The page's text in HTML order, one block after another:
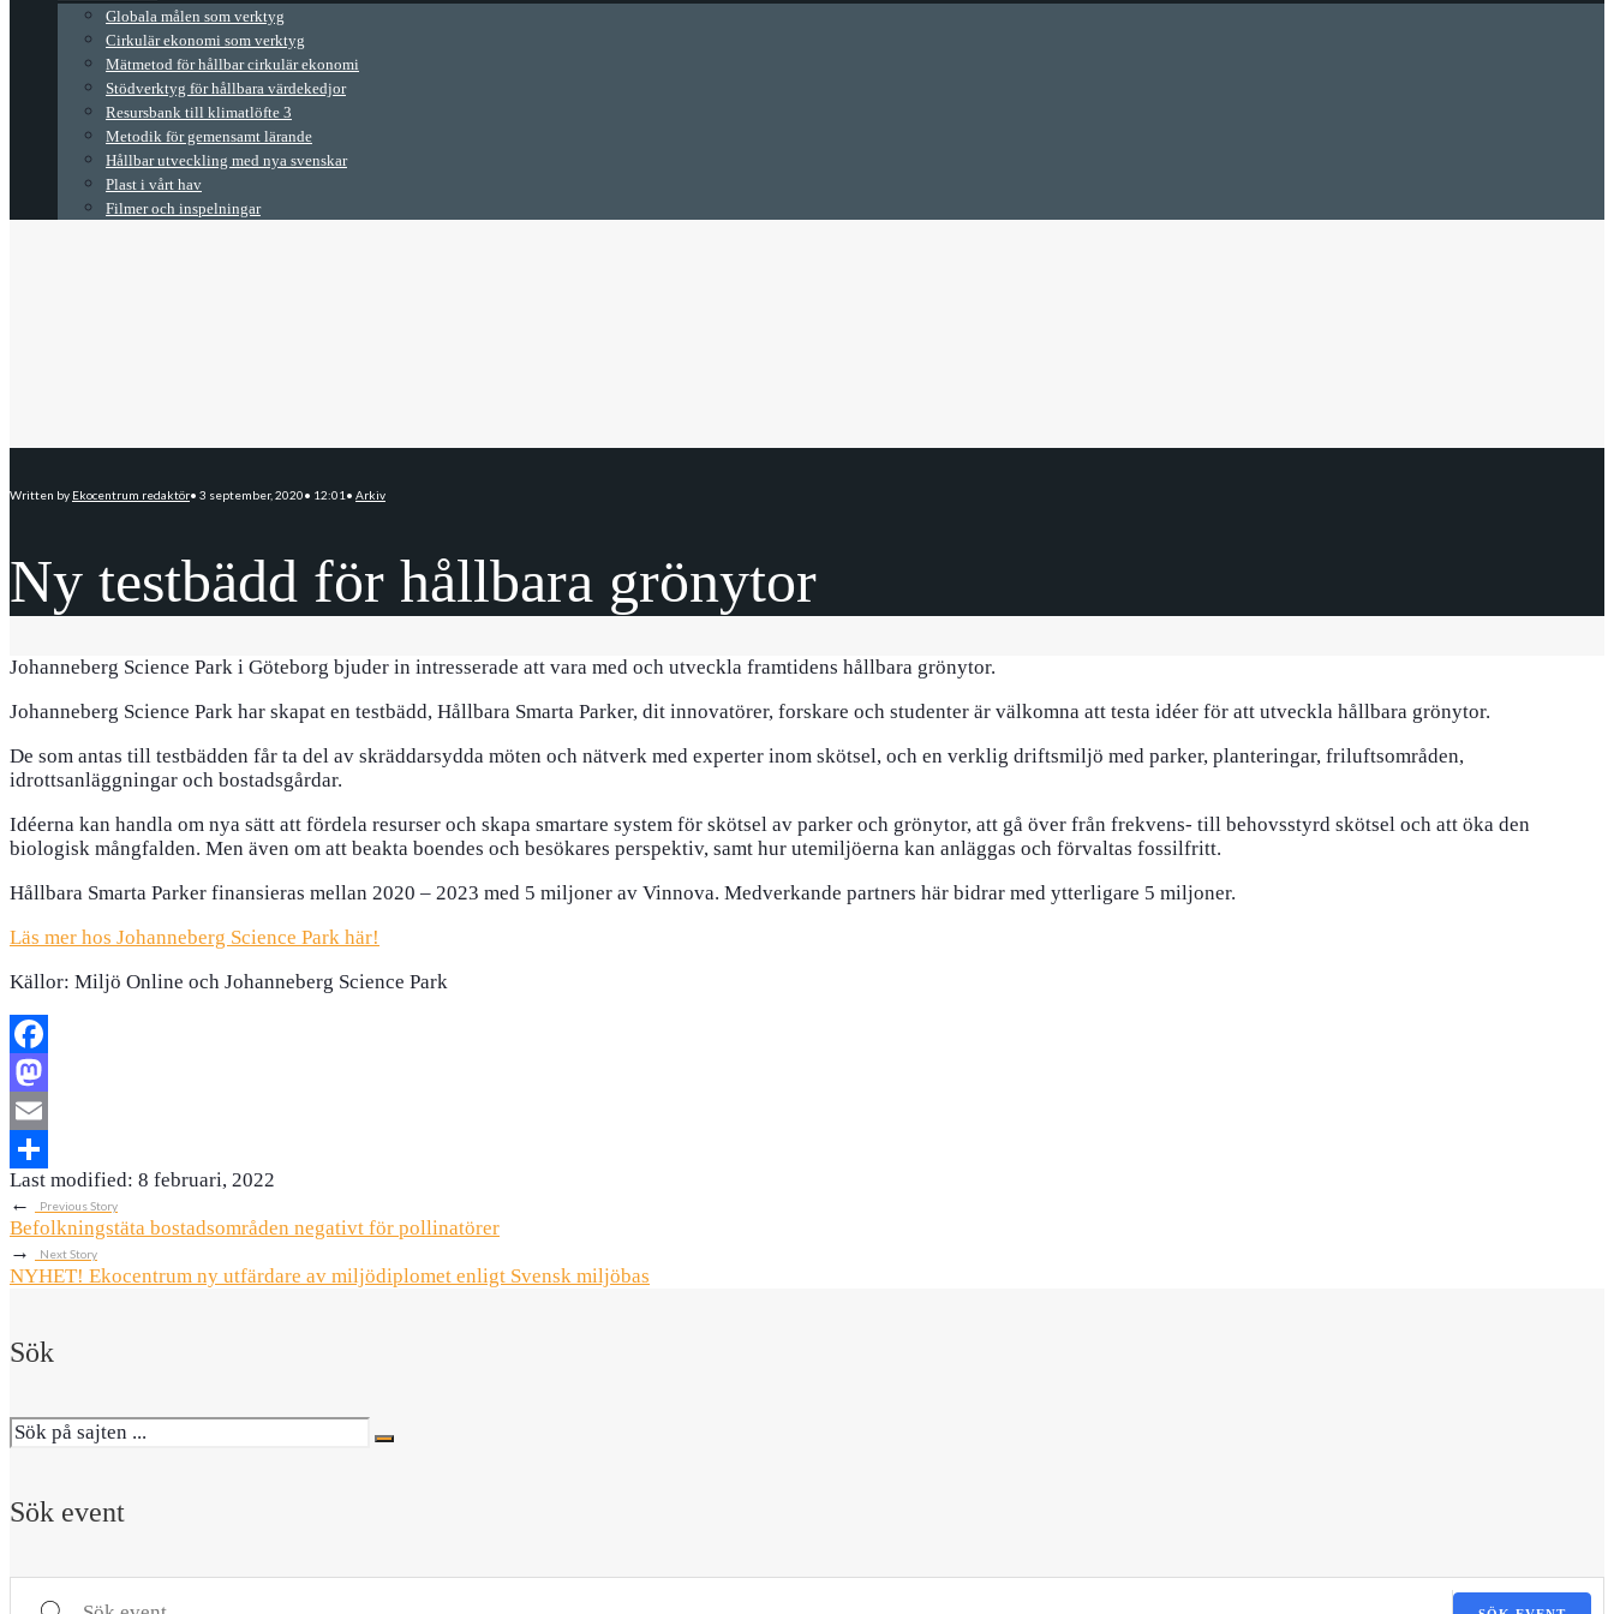
Globala målen som verktyg
Cirkulär ekonomi som verktyg
Mätmetod för hållbar cirkulär ekonomi
Stödverktyg för hållbara värdekedjor
Resursbank till klimatlöfte 3
Metodik för gemensamt lärande
Hållbar utveckling med nya svenskar
Plast i vårt hav
Filmer och inspelningar
Written by Ekocentrum redaktör• 3 september, 2020• 12:01 • Arkiv
Ny testbädd för hållbara grönytor
Johanneberg Science Park i Göteborg bjuder in intresserade att vara med och utveckla framtidens hållbara grönytor.
Johanneberg Science Park har skapat en testbädd, Hållbara Smarta Parker, dit innovatörer, forskare och studenter är välkomna att testa idéer för att utveckla hållbara grönytor.
De som antas till testbädden får ta del av skräddarsydda möten och nätverk med experter inom skötsel, och en verklig driftsmiljö med parker, planteringar, friluftsområden,
idrottsanläggningar och bostadsgårdar.
Idéerna kan handla om nya sätt att fördela resurser och skapa smartare system för skötsel av parker och grönytor, att gå över från frekvens- till behovsstyrd skötsel och att öka den
biologisk mångfalden. Men även om att beakta boendes och besökares perspektiv, samt hur utemiljöerna kan anläggas och förvaltas fossilfritt.
Hållbara Smarta Parker finansieras mellan 2020 – 2023 med 5 miljoner av Vinnova. Medverkande partners här bidrar med ytterligare 5 miljoner.
Läs mer hos Johanneberg Science Park här!
Källor: Miljö Online och Johanneberg Science Park
Facebook
Mastodon
Email
Dela
Last modified: 8 februari, 2022
←
Previous Story
Befolkningstäta bostadsområden negativt för pollinatörer
→
Next Story
NYHET! Ekocentrum ny utfärdare av miljödiplomet enligt Svensk miljöbas
Sök
Sök event
Sök event